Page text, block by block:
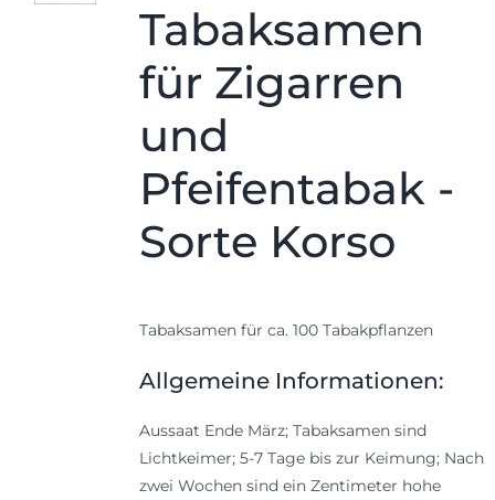
Tabaksamen
für Zigarren
und
Pfeifentabak -
Sorte Korso
Tabaksamen für ca. 100 Tabakpflanzen
Allgemeine Informationen:
Aussaat Ende März; Tabaksamen sind
Lichtkeimer; 5-7 Tage bis zur Keimung; Nach
zwei Wochen sind ein Zentimeter hohe